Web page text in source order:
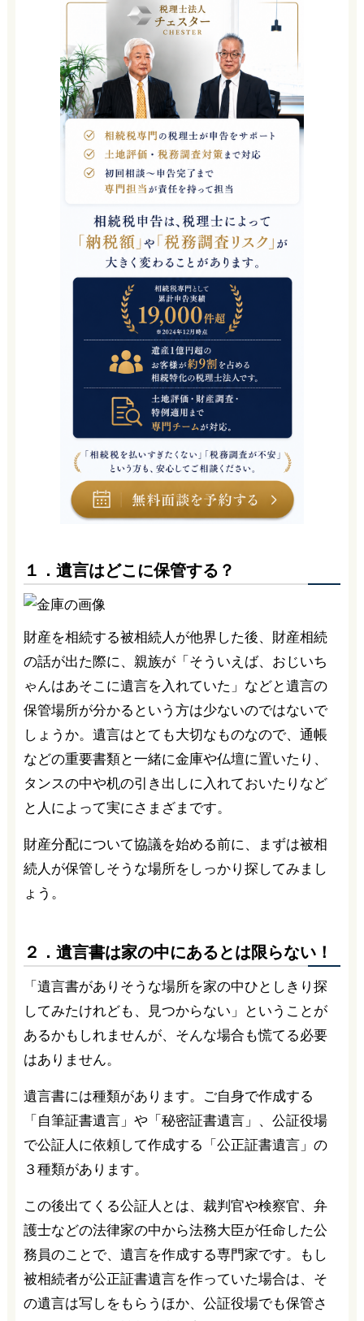
１．遺言はどこに保管する？
財産を相続する被相続人が他界した後、財産相続
の話が出た際に、親族が「そういえば、おじいち
ゃんはあそこに遺言を入れていた」などと遺言の
保管場所が分かるという方は少ないのではないで
しょうか。遺言はとても大切なものなので、通帳
などの重要書類と一緒に金庫や仏壇に置いたり、
タンスの中や机の引き出しに入れておいたりなど
と人によって実にさまざまです。
財産分配について協議を始める前に、まずは被相
続人が保管しそうな場所をしっかり探してみまし
ょう。
２．遺言書は家の中にあるとは限らない！
「遺言書がありそうな場所を家の中ひとしきり探
してみたけれども、見つからない」ということが
あるかもしれませんが、そんな場合も慌てる必要
はありません。
遺言書には種類があります。ご自身で作成する
「自筆証書遺言」や「秘密証書遺言」、公証役場
で公証人に依頼して作成する「公正証書遺言」の
３種類があります。
この後出てくる公証人とは、裁判官や検察官、弁
護士などの法律家の中から法務大臣が任命した公
務員のことで、遺言を作成する専門家です。もし
被相続者が公正証書遺言を作っていた場合は、そ
の遺言は写しをもらうほか、公証役場でも保管さ